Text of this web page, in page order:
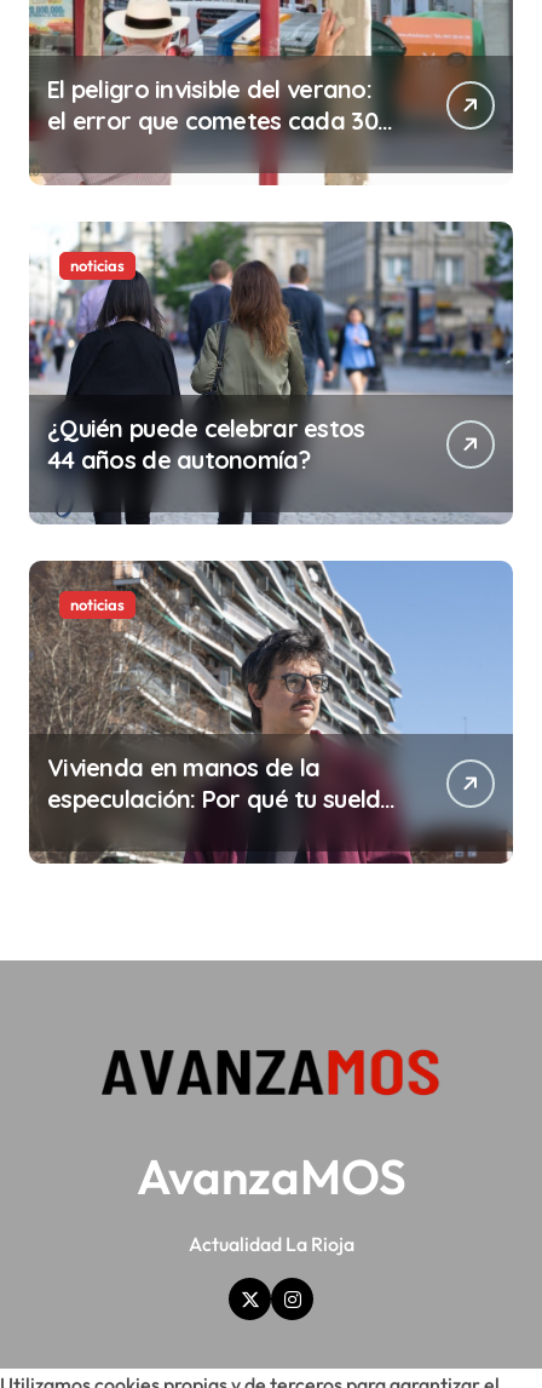
El peligro invisible del verano:
el error que cometes cada 30
minutos en tu trabajo (y la
ilegalidad que te puede costar
la vida)
noticias
¿Quién puede celebrar estos
44 años de autonomía?
noticias
Vivienda en manos de la
especulación: Por qué tu sueldo
AvanzaMOS
Actualidad La Rioja